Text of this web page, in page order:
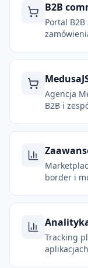
B2B
Portal
Agencja
B2B i
border i
Tracking